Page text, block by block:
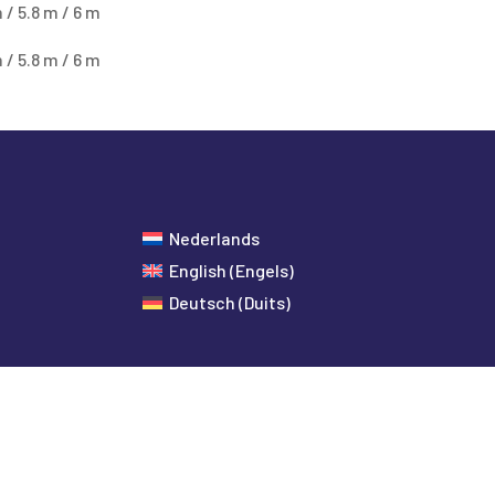
/ 5.8 m / 6 m
/ 5.8 m / 6 m
Nederlands
English (Engels)
Deutsch (Duits)